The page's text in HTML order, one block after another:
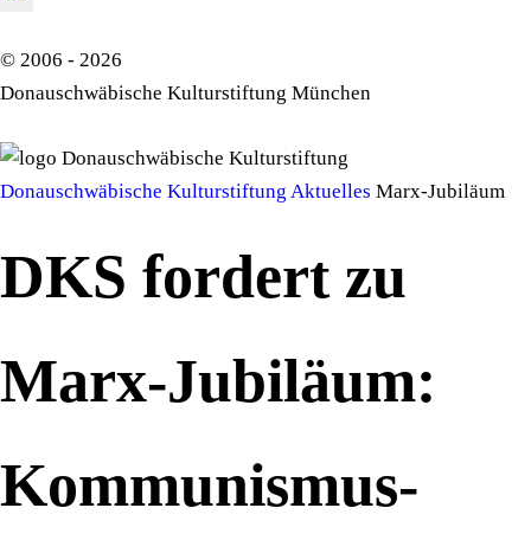
© 2006 - 2026
Donauschwäbische Kulturstiftung München
Donauschwäbische Kulturstiftung
Donauschwäbische Kulturstiftung Aktuelles Marx-Jubiläum
DKS fordert zu
Marx-Jubiläum:
Kommunismus-